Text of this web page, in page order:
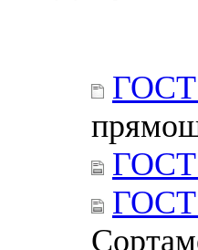
ГОСТ
ГОСТ
ГОСТ